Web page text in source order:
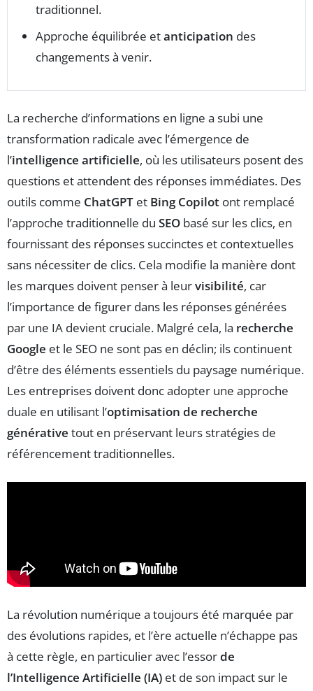
traditionnel.
Approche équilibrée etanticipation des
changements à venir.
La recherche d’informations en ligne a subi une
transformation radicale avec l’émergence de
l’intelligence artificielle, où les utilisateurs posent des
questions et attendent des réponses immédiates. Des
outils comme ChatGPT et Bing Copilot ont remplacé
l’approche traditionnelle du SEO basé sur les clics, en
fournissant des réponses succinctes et contextuelles
sans nécessiter de clics. Cela modifie la manière dont
les marques doivent penser à leurvisibilité, car
l’importance de figurer dans les réponses générées
par une IA devient cruciale. Malgré cela, la recherche
Google et le SEO ne sont pas en déclin; ils continuent
d’être des éléments essentiels du paysage numérique.
Les entreprises doivent donc adopter une approche
duale en utilisant l’optimisation de recherche
générative tout en préservant leurs stratégies de
référencement traditionnelles.
La révolution numérique a toujours été marquée par
des évolutions rapides, et l’ère actuelle n’échappe pas
à cette règle, en particulier avec l’essorde
l’Intelligence Artificielle (IA) et de son impact sur le